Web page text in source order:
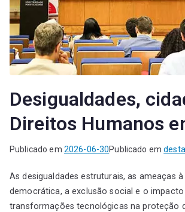
Desigualdades,
Direitos Humanos
Publicado em 2026-06-30Publicado em
As desigualdades estruturais, as ameaças
democrática, a exclusão social e o impacto
transformações tecnológicas na proteção